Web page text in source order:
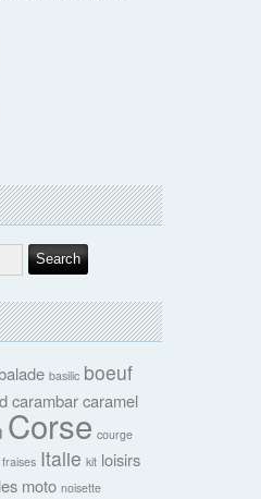
basilic boeuf
carambar caramel
Corse courge
fraises Italie kit loisirs
moto noisette